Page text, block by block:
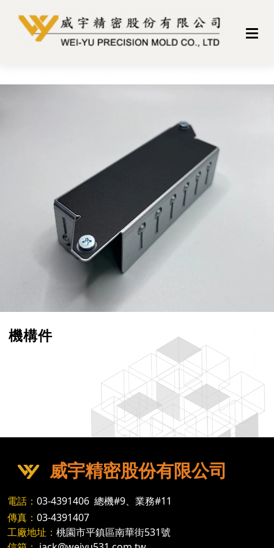
機構件
威宇精密股份有限公司
電話： 03-4391406 總機#9、業務#11
傳真： 03-4391407
工廠地址： 桃園市平鎮區南華街531號